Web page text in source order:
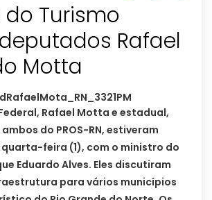
do Turismo
Rafael
Motta
Rafael Motta e estadual,
do PROS-RN, estiveram
feira (1), com o ministro do
Eduardo Alves. Eles discutiram
para vários municípios